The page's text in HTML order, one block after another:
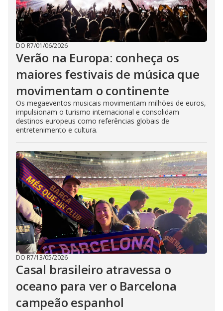
DO R7/01/06/2026
Verão na Europa: conheça os
maiores festivais de música que
movimentam o continente
Os megaeventos musicais movimentam milhões de euros,
impulsionam o turismo internacional e consolidam
destinos europeus como referências globais de
entretenimento e cultura.
DO R7/13/05/2026
Casal brasileiro atravessa o
oceano para ver o Barcelona
campeão espanhol